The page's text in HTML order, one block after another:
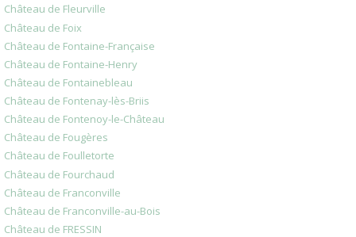
Château de Fleurville
Château de Foix
Château de Fontaine-Française
Château de Fontaine-Henry
Château de Fontainebleau
Château de Fontenay-lès-Briis
Château de Fontenoy-le-Château
Château de Fougères
Château de Foulletorte
Château de Fourchaud
Château de Franconville
Château de Franconville-au-Bois
Château de FRESSIN